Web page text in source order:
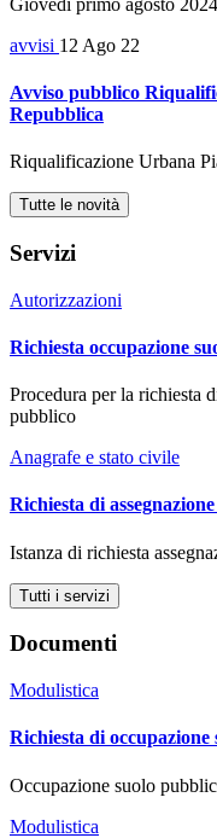
avvisi 12 Ago 22
Avviso pubblico
Repubblica
Riqualificazione Urbana
Tutte le novità
Servizi
Autorizzazioni
Richiesta occupazione
Procedura per la richiesta
pubblico
Anagrafe e stato civile
Richiesta di
Istanza di richiesta
Tutti i servizi
Documenti
Modulistica
Richiesta di
Occupazione suolo
Modulistica